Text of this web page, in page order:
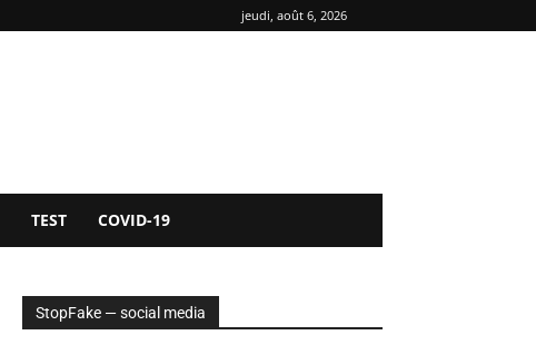
jeudi, août 6, 2026
TEST COVID-19
StopFake — social media